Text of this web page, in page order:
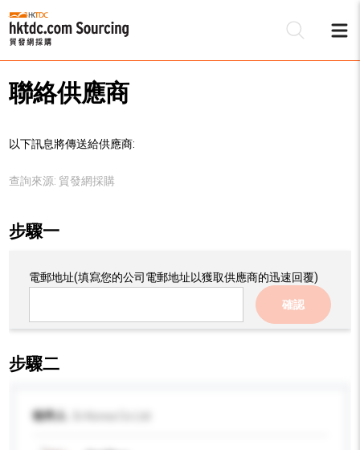
聯絡供應商
以下訊息將傳送給供應商:
查詢來源: 貿發網採購
步驟一
電郵地址(填寫您的公司電郵地址以獲取供應商的迅速回覆)
確認
步驟二
收件人